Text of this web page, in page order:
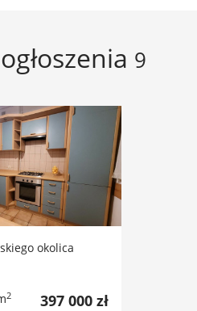
9
okolica
2 397 000 zł